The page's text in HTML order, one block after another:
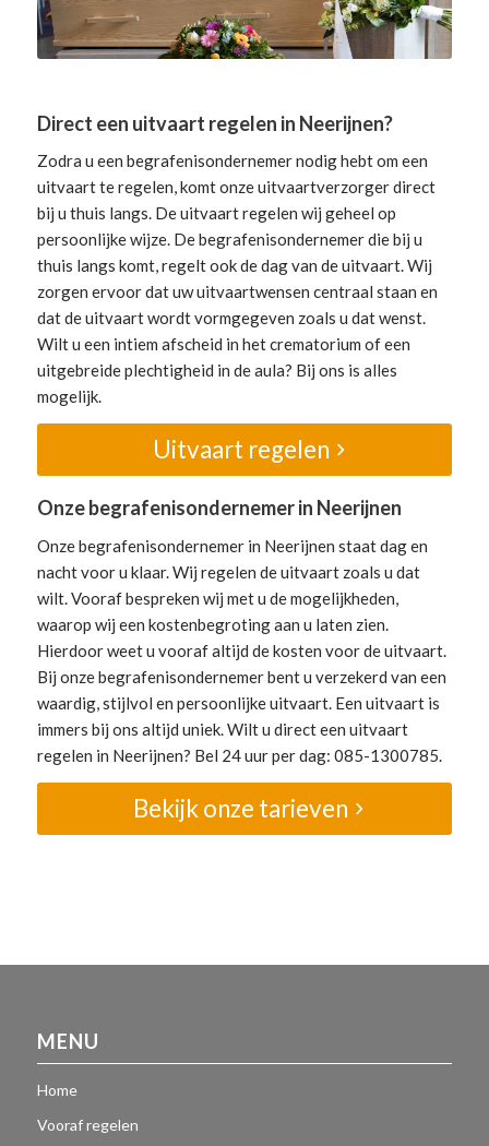
Direct een uitvaart regelen in Neerijnen?
Zodra u een begrafenisondernemer nodig hebt om een
uitvaart te regelen, komt onze uitvaartverzorger direct
bij u thuis langs. De uitvaart regelen wij geheel op
persoonlijke wijze. De begrafenisondernemer die bij u
thuis langs komt, regelt ook de dag van de uitvaart. Wij
zorgen ervoor dat uw uitvaartwensen centraal staan en
dat de uitvaart wordt vormgegeven zoals u dat wenst.
Wilt u een intiem afscheid in het crematorium of een
uitgebreide plechtigheid in de aula? Bij ons is alles
mogelijk.
Uitvaart regelen
Onze begrafenisondernemer in Neerijnen
Onze begrafenisondernemer in Neerijnen staat dag en
nacht voor u klaar. Wij regelen de uitvaart zoals u dat
wilt. Vooraf bespreken wij met u de mogelijkheden,
waarop wij een kostenbegroting aan u laten zien.
Hierdoor weet u vooraf altijd de kosten voor de uitvaart.
Bij onze begrafenisondernemer bent u verzekerd van een
waardig, stijlvol en persoonlijke uitvaart. Een uitvaart is
immers bij ons altijd uniek. Wilt u direct een uitvaart
regelen in Neerijnen? Bel 24 uur per dag: 085-1300785.
Bekijk onze tarieven
MENU
Home
Vooraf regelen